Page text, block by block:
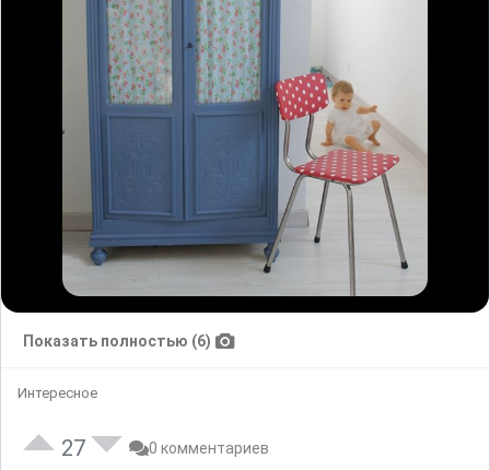
Показать полностью (6)
Интересное
27 0 комментариев